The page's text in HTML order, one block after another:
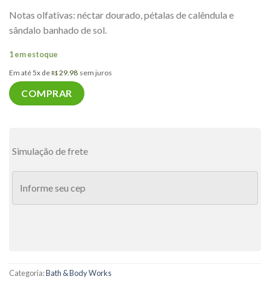
Notas olfativas: néctar dourado, pétalas de calêndula e
sândalo banhado de sol.
1 em estoque
Em até 5x de R$29.98 sem juros
COMPRAR
Simulação de frete
Categoria:Bath & Body Works